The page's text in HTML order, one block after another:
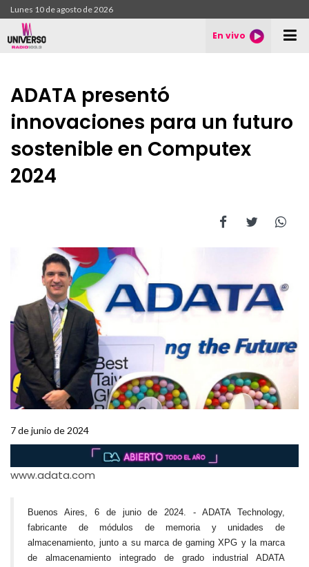
Lunes 10 de agosto de 2026
En vivo
ADATA presentó
innovaciones para un futuro
sostenible en Computex
2024
7 de junio de 2024
www.adata.com
Buenos Aires, 6 de junio de 2024. - ADATA Technology,
fabricante de módulos de memoria y unidades de
almacenamiento, junto a su marca de gaming XPG y la marca
de almacenamiento integrado de grado industrial ADATA